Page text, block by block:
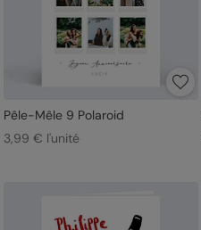
Pêle-Mêle 9 Polaroid
3,99 € l'unité